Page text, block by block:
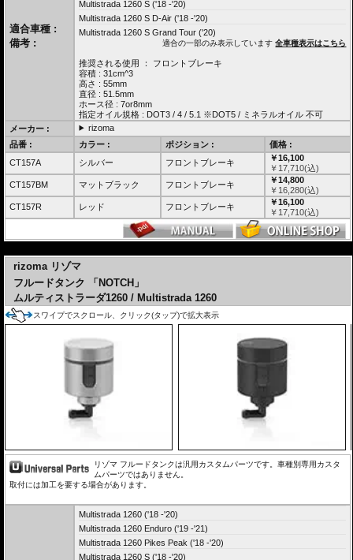
適合車種 :
備考 :
Multistrada 1260 S ('18 -'20)
Multistrada 1260 S D-Air ('18 -'20)
Multistrada 1260 S Grand Tour ('20)
適合の一部のみ表示しています全車種表示はこちら
推奨される使用 ： フロントブレーキ
容積 : 31cm^3
高さ : 55mm
直径 : 51.5mm
ホース径 : 7or8mm
指定オイル規格 : DOT3 / 4 / 5.1 ※DOT5 / ミネラルオイル 不可
メーカー :
rizoma
品番 :
カラー : ポジション :
価格 :
CT157A
シルバー フロントブレーキ
￥16,100
￥ 17,710(込)
CT157BM
マットブラック フロントブレーキ
￥14,800
￥ 16,280(込)
CT157R
レッド フロントブレーキ
￥16,100
￥ 17,710(込)
rizoma リゾマ
フルードタンク 「NOTCH」
ムルティストラーダ1260 / Multistrada 1260
スワイプでスクロール、クリック(タップ)で拡大表示
リゾマ フルードタンクは汎用カスタムパーツです。車種別専用カスタ
ムパーツではありません。
取付には加工を要する場合があります。
Multistrada 1260 ('18 -'20)
Multistrada 1260 Enduro ('19 -'21)
Multistrada 1260 Pikes Peak ('18 -'20)
Multistrada 1260 S ('18 -'20)